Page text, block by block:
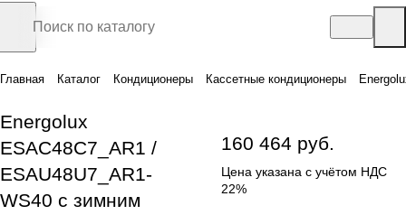
Главная Каталог Кондиционеры Кассетные кондиционеры
Energolux
ESAC48C7_AR1 /
ESAU48U7_AR1-
WS40 с зимним
160 464 руб.
Цена указана с учётом НДС
22%